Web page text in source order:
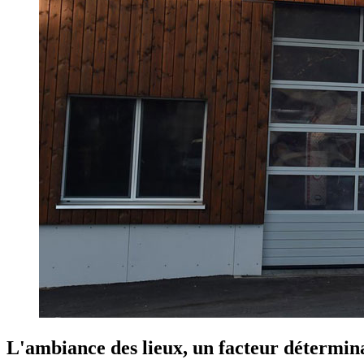
L'ambiance des lieux, un facteur